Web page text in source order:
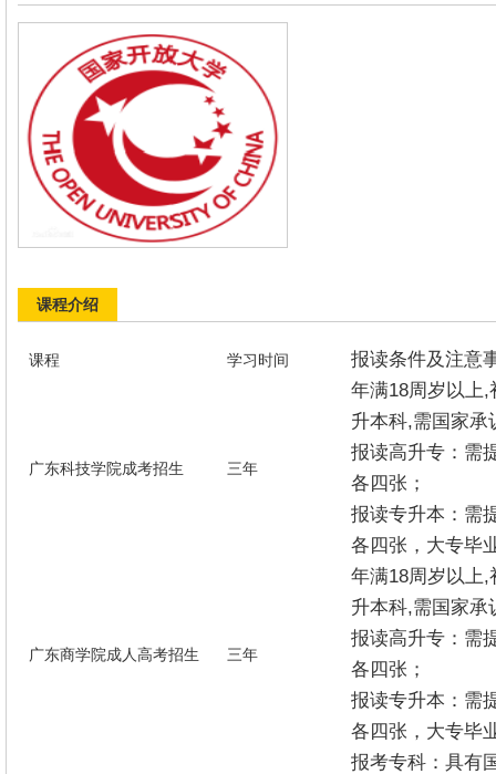
课程介绍
课程 学习时间 报读条件及注意
广东科技学院成考招生 三年
年满18周岁以上
升本科,需国家承
报读高升专：需
各四张；
报读专升本：需
各四张，大专毕
广东商学院成人高考招生 三年
年满18周岁以上
升本科,需国家承
报读高升专：需
各四张；
报读专升本：需
各四张，大专毕
报考专科：具有